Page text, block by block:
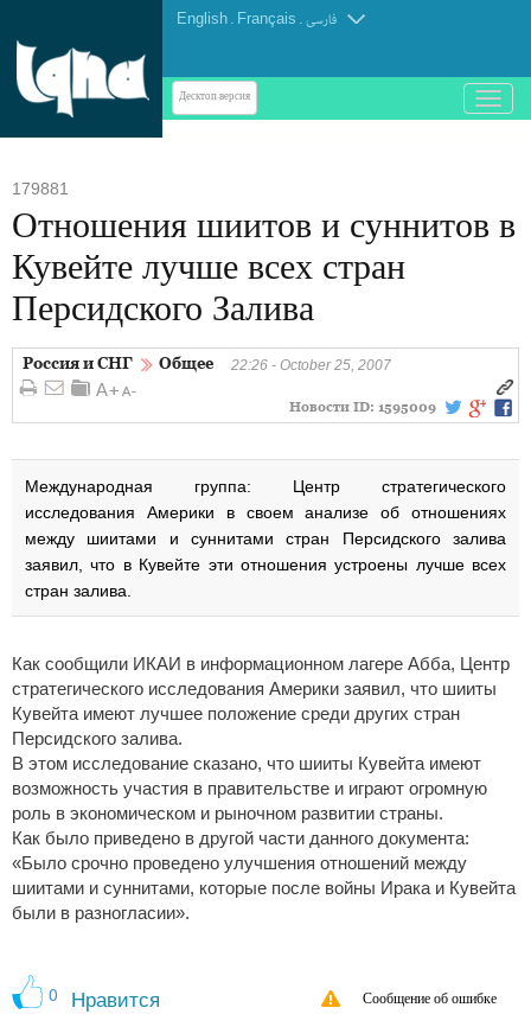
English . Français . فارسی
Десктоп-версия
باز
و
179881
Отношения шиитов и суннитов в
Кувейте лучше всех стран
Персидского Залива
Россия и СНГ Общее 22:26 - October 25, 2007
Новости ID: 1595009
Международная группа: Центр стратегического
исследования Америки в своем анализе об отношениях
между шиитами и суннитами стран Персидского залива
заявил, что в Кувейте эти отношения устроены лучше всех
стран залива.
Как сообщили ИКАИ в информационном лагере Абба, Центр
стратегического исследования Америки заявил, что шииты
Кувейта имеют лучшее положение среди других стран
Персидского залива.
В этом исследование сказано, что шииты Кувейта имеют
возможность участия в правительстве и играют огромную
роль в экономическом и рыночном развитии страны.
Как было приведено в другой части данного документа:
«Было срочно проведено улучшения отношений между
шиитами и суннитами, которые после войны Ирака и Кувейта
были в разногласии».
0 Нравится Сообщение об ошибке